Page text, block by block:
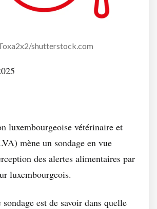
shutterstock.com
luxembourgeoise vétérinaire et
mène un sondage en vue
des alertes alimentaires par
luxembourgeois.
est de savoir dans quelle